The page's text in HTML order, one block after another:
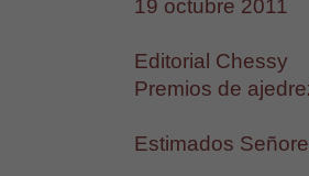
19 octubre 2011
Editorial Chessy
Premios de
Estimados